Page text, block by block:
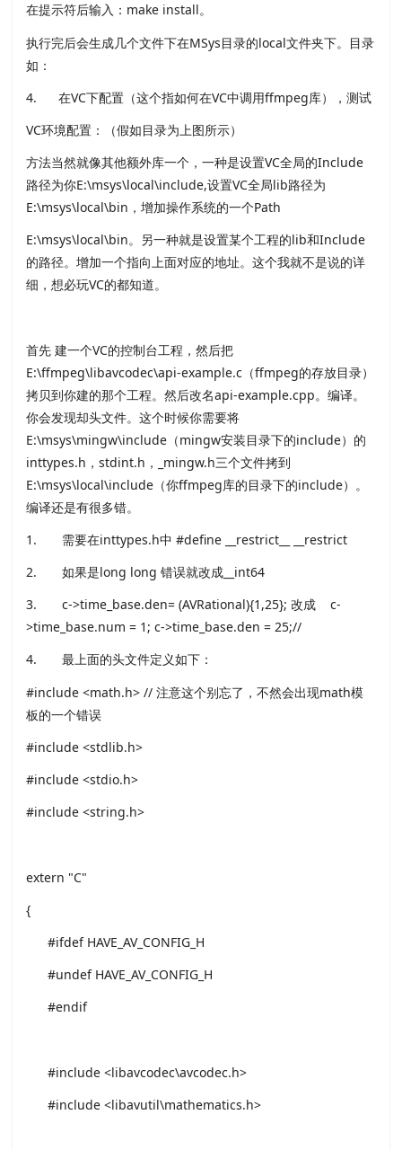
在提示符后输入：make install。
执行完后会生成几个文件下在MSys目录的local文件夹下。目录
如：
4. 在VC下配置（这个指如何在VC中调用ffmpeg库），测试
VC环境配置：（假如目录为上图所示）
方法当然就像其他额外库一个，一种是设置VC全局的Include
路径为你E:\msys\local\include,设置VC全局lib路径为
E:\msys\local\bin，增加操作系统的一个Path
E:\msys\local\bin。另一种就是设置某个工程的lib和Include
的路径。增加一个指向上面对应的地址。这个我就不是说的详
细，想必玩VC的都知道。
首先 建一个VC的控制台工程，然后把
E:\ffmpeg\libavcodec\api-example.c（ffmpeg的存放目录）
拷贝到你建的那个工程。然后改名api-example.cpp。编译。
你会发现却头文件。这个时候你需要将
E:\msys\mingw\include（mingw安装目录下的include）的
inttypes.h，stdint.h，_mingw.h三个文件拷到
E:\msys\local\include（你ffmpeg库的目录下的include）。
编译还是有很多错。
1. 需要在inttypes.h中 #define __restrict__ __restrict
2. 如果是long long 错误就改成__int64
3. c->time_base.den= (AVRational){1,25}; 改成 c-
>time_base.num = 1; c->time_base.den = 25;//
4. 最上面的头文件定义如下：
#include <math.h> // 注意这个别忘了，不然会出现math模
板的一个错误
#include <stdlib.h>
#include <stdio.h>
#include <string.h>
extern "C"
{
#ifdef HAVE_AV_CONFIG_H
#undef HAVE_AV_CONFIG_H
#endif
#include <libavcodec\avcodec.h>
#include <libavutil\mathematics.h>